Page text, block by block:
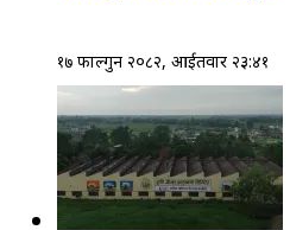
१७ फाल्गुन २०८२, आईतवार २३:४१